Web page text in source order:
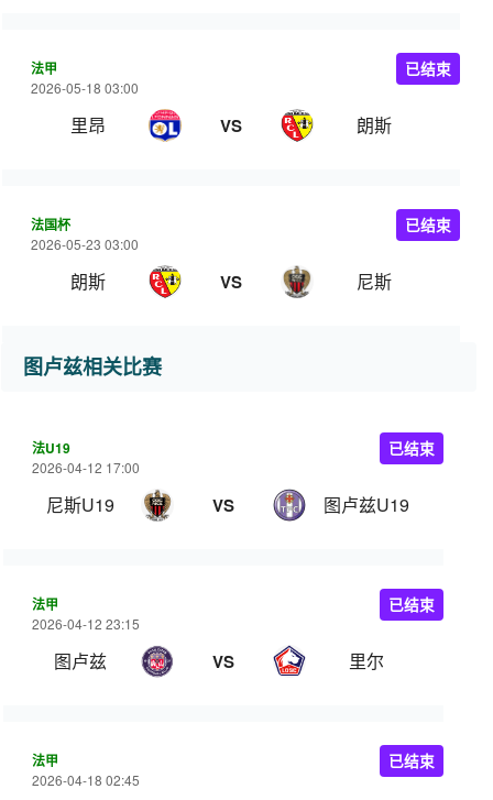
法甲
2026-05-18 03:00
里昂 VS 朗斯
已结束
法国杯
2026-05-23 03:00
朗斯 VS 尼斯
已结束
图卢兹相关比赛
法U19
2026-04-12 17:00
尼斯U19 VS 图卢兹U19
已结束
法甲
2026-04-12 23:15
图卢兹 VS 里尔
已结束
法甲
2026-04-18 02:45
已结束